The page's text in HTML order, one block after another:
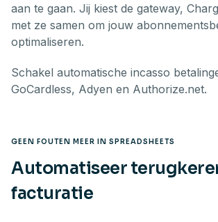
aan te gaan. Jij kiest de gateway,
met ze samen om jouw
optimaliseren.
Schakel automatische incasso
GoCardless, Adyen en Authorize.net.
GEEN FOUTEN MEER IN SPREADSHEETS
Automatiseer
facturatie